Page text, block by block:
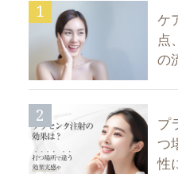
1
ケ
点
の
2
プ
つ
性